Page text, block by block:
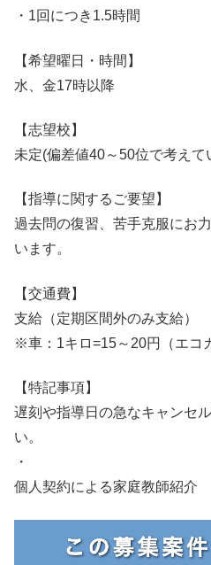
・1回につき1.5時間
【希望曜日・時間】
水、金17時以降
【志望校】
未定(偏差値40～50位で考えて
【指導に関するご要望】
過去問の復習、苦手克服にお
います。
【交通費】
支給（定期区間外のみ支給）
※車：1キロ=15～20円（エコ
【特記事項】
遅刻や指導日の急なキャンセ
い。
・
個人契約による家庭教師紹介